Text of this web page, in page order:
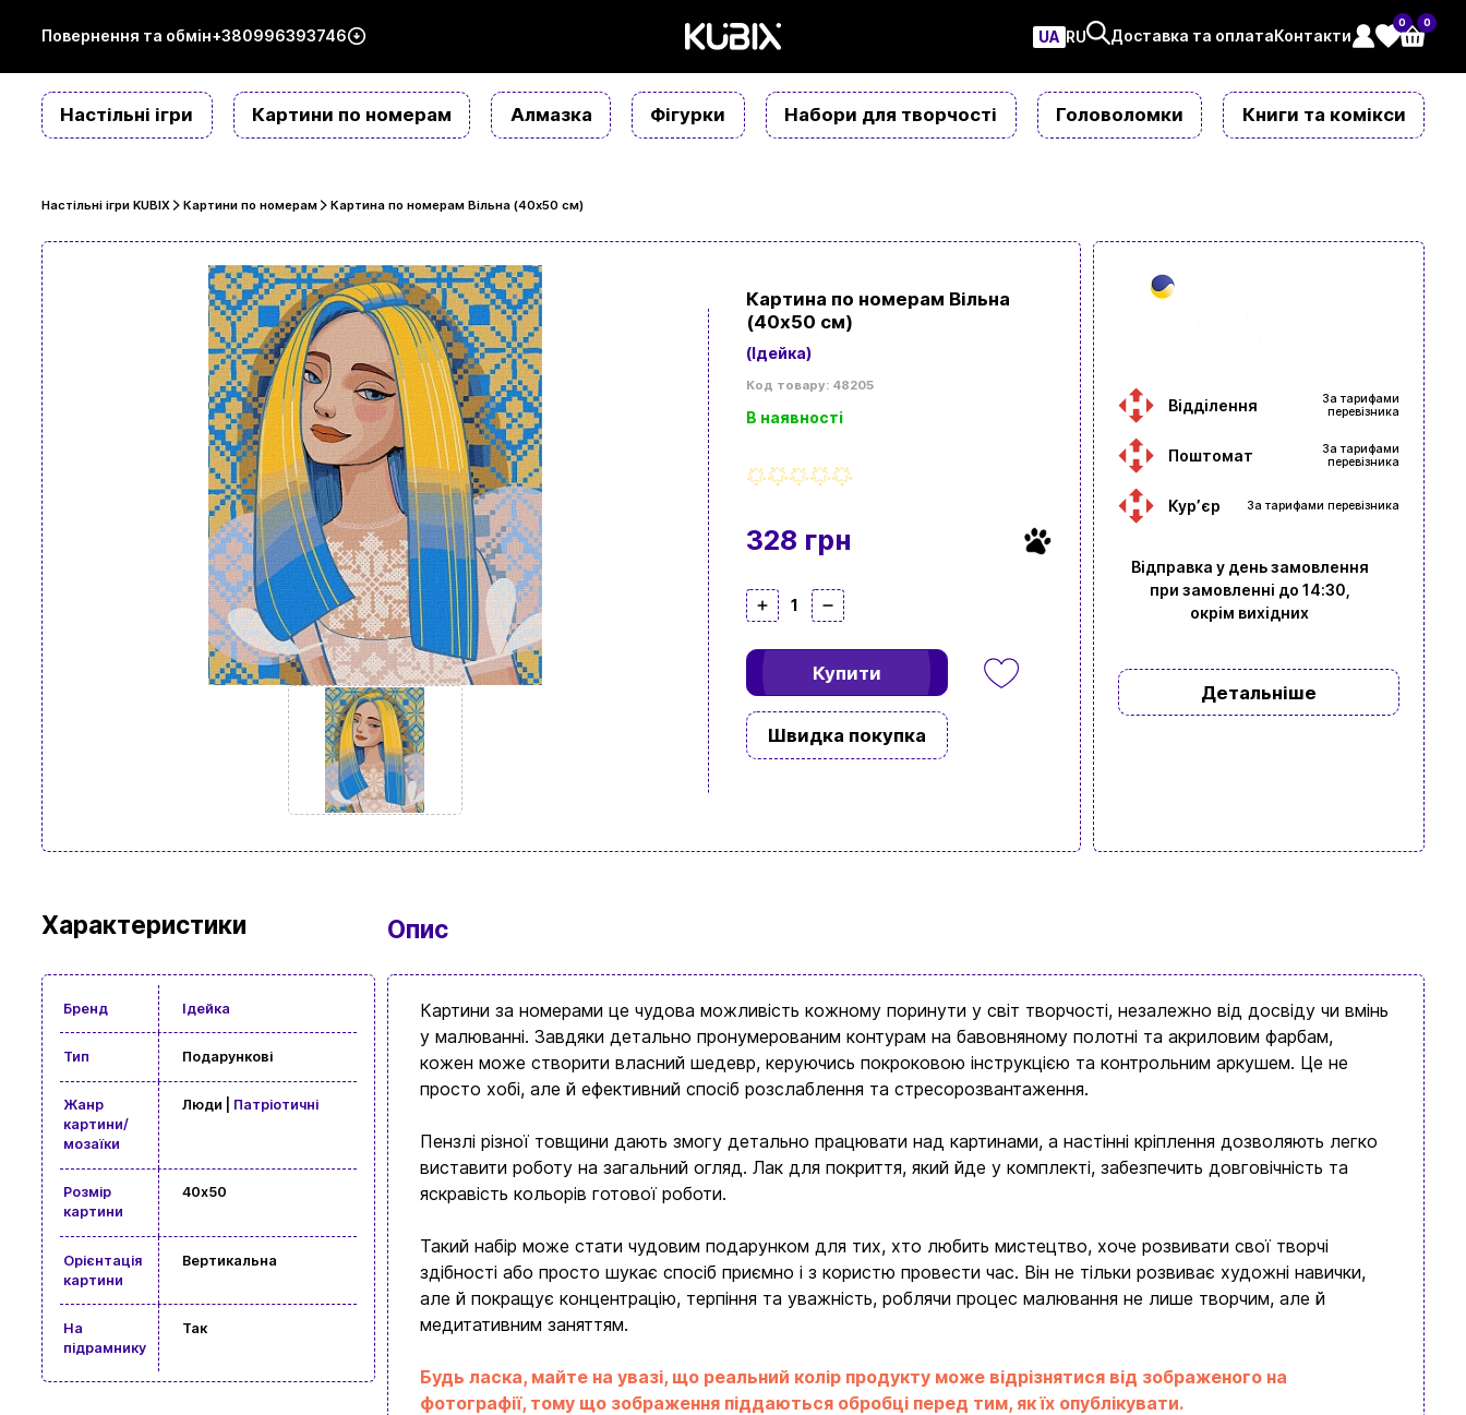
Повернення та обмін+380996393746 UA ㅤRU Доставка та оплатаКонтакти
0 0
Настільні ігри Картини по номерам Алмазка Фігурки Набори для творчості Головоломки Книги та комікси
Настільні ігри KUBIX Картини по номерам Картина по номерам Вільна (40х50 см)
Картина по номерам Вільна
(40х50 см)
(Ідейка)
Код товару: 48205
В наявності
328 грн
1
Купити
Швидка покупка
Відділення
За тарифами
перевізника
Поштомат
За тарифами
перевізника
Курʼєр За тарифами перевізника
Відправка у день замовлення
при замовленні до 14:30,
окрім вихідних
Детальніше
Характеристики
Бренд Ідейка
Тип Подарункові
Жанр
картини/
мозаїки
Люди | Патріотичні
Розмір
картини
40x50
Орієнтація
картини
Вертикальна
На
підрамнику
Так
Опис
Картини за номерами це чудова можливість кожному поринути у світ творчості, незалежно від досвіду чи вмінь
у малюванні. Завдяки детально пронумерованим контурам на бавовняному полотні та акриловим фарбам,
кожен може створити власний шедевр, керуючись покроковою інструкцією та контрольним аркушем. Це не
просто хобі, але й ефективний спосіб розслаблення та стресорозвантаження.
Пензлі різної товщини дають змогу детально працювати над картинами, а настінні кріплення дозволяють легко
виставити роботу на загальний огляд. Лак для покриття, який йде у комплекті, забезпечить довговічність та
яскравість кольорів готової роботи.
Такий набір може стати чудовим подарунком для тих, хто любить мистецтво, хоче розвивати свої творчі
здібності або просто шукає спосіб приємно і з користю провести час. Він не тільки розвиває художні навички,
але й покращує концентрацію, терпіння та уважність, роблячи процес малювання не лише творчим, але й
медитативним заняттям.
Будь ласка, майте на увазі, що реальний колір продукту може відрізнятися від зображеного на
фотографії, тому що зображення піддаються обробці перед тим, як їх опублікувати.
Вхід Реєстрація